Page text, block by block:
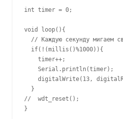
int timer = 0;
void loop(){
// Каждую секунду мигаем
  if(!(millis()%1000)){
    timer++;
    Serial.println(timer);
digitalWrite(13,
  }
//  wdt_reset();
}